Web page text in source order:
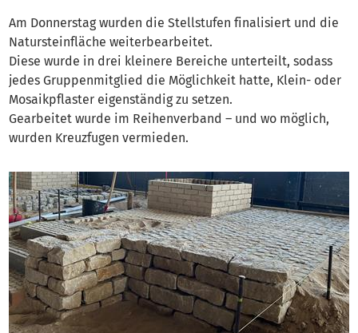
Am Donnerstag wurden die Stellstufen finalisiert und die
Natursteinfläche weiterbearbeitet.
Diese wurde in drei kleinere Bereiche unterteilt, sodass
jedes Gruppenmitglied die Möglichkeit hatte, Klein- oder
Mosaikpflaster eigenständig zu setzen.
Gearbeitet wurde im Reihenverband – und wo möglich,
wurden Kreuzfugen vermieden.